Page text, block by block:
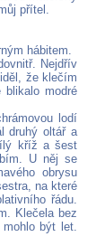
přítel.
hábitem.
Nejdřív
že klečím
modré
lodí
druhý oltář a
kříž a šest
U něj se
obrysu
na které
řádu.
Klečela bez
být let.